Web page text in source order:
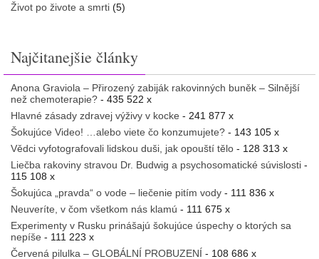
Život po živote a smrti (5)
Najčitanejšie články
Anona Graviola – Přirozený zabiják rakovinných buněk – Silnější
než chemoterapie? - 435 522 x
Hlavné zásady zdravej výživy v kocke - 241 877 x
Šokujúce Video! …alebo viete čo konzumujete? - 143 105 x
Vědci vyfotografovali lidskou duši, jak opouští tělo - 128 313 x
Liečba rakoviny stravou Dr. Budwig a psychosomatické súvislosti -
115 108 x
Šokujúca „pravda“ o vode – liečenie pitím vody - 111 836 x
Neuveríte, v čom všetkom nás klamú - 111 675 x
Experimenty v Rusku prinášajú šokujúce úspechy o ktorých sa
nepíše - 111 223 x
Červená pilulka – GLOBÁLNÍ PROBUZENÍ - 108 686 x